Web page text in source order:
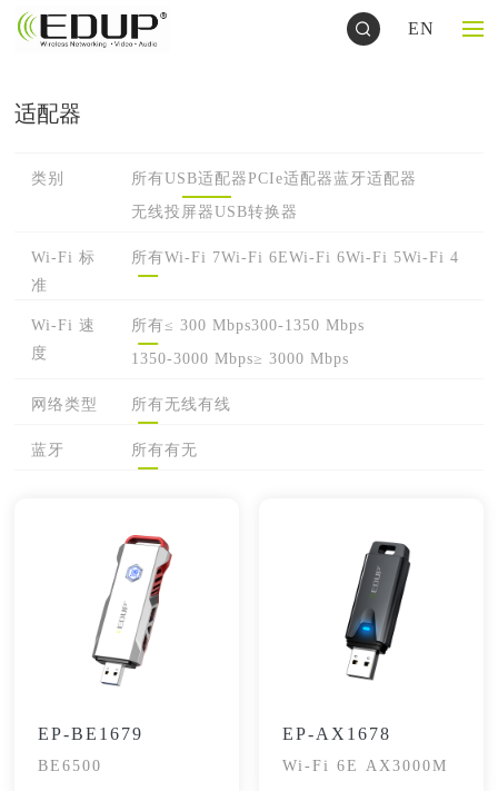
EN
适配器
类别 所有USB适配器PCIe适配器蓝牙适配器
无线投屏器USB转换器
Wi-Fi 标
准
所有Wi-Fi 7Wi-Fi 6EWi-Fi 6Wi-Fi 5Wi-Fi 4
Wi-Fi 速
度
所有≤ 300 Mbps300-1350 Mbps
1350-3000 Mbps≥ 3000 Mbps
网络类型 所有 无线有线
蓝牙 所有有 无
EP-BE1679
BE6500
EP-AX1678
Wi-Fi 6E AX3000M